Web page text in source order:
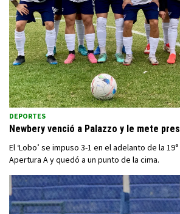
DEPORTES
Newbery venció a Palazzo y le mete
El ‘Lobo’ se impuso 3-1 en el adelanto de la
Apertura A y quedó a un punto de la cima.